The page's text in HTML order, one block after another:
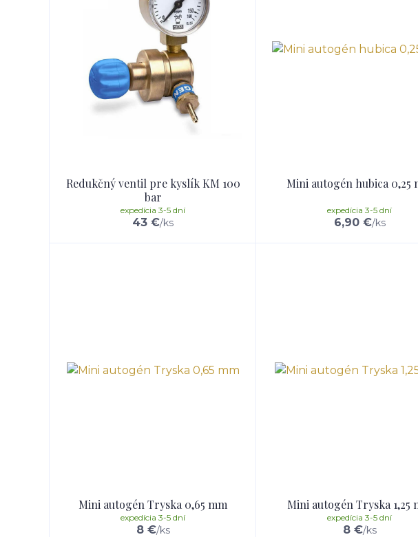
Redukčný ventil pre kyslík KM 100
bar
43 €/ks
expedícia 3-5 dní
Mini autogén hubica 0,25
6,90 €/ks
expedícia 3-5 dní
Mini autogén Tryska 0,65 mm
8 €/ks
expedícia 3-5 dní
Mini autogén Tryska 1,25
8 €/ks
expedícia 3-5 dní